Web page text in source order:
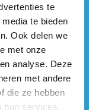
te
te bieden
Ook delen we
met onze
analyse. Deze
met andere
die ze hebben
services.